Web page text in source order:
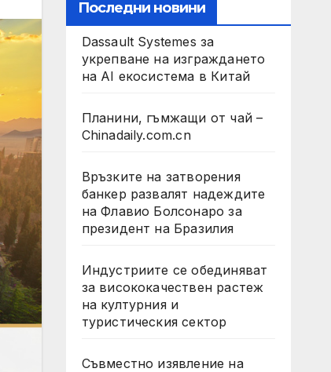
Последни новини
Dassault Systemes за
укрепване на изграждането
на AI екосистема в Китай
Планини, гъмжащи от чай –
Chinadaily.com.cn
Връзките на затворения
банкер развалят надеждите
на Флавио Болсонаро за
президент на Бразилия
Индустриите се обединяват
за висококачествен растеж
на културния и
туристическия сектор
Съвместно изявление на